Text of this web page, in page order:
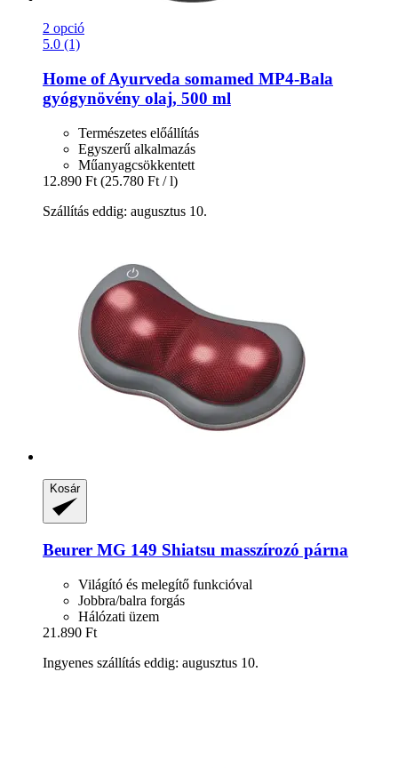
2 opció
5.0 (1)
Home of Ayurveda somamed MP4-​Bala
gyógynövény olaj, 500 ml
Természetes előállítás
Egyszerű alkalmazás
Műanyagcsökkentett
12.890 Ft (25.780 Ft / l)
Szállítás eddig: augusztus 10.
Kosár
Beurer MG 149 Shiatsu masszírozó párna
Világító és melegítő funkcióval
Jobbra/balra forgás
Hálózati üzem
21.890 Ft
Ingyenes szállítás eddig: augusztus 10.